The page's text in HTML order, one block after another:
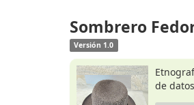
Sombrero
Versión 1.0
de